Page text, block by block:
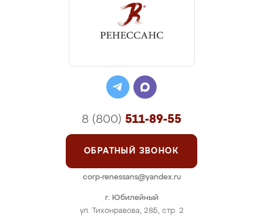
г. Юбилейный
ул. Тихонравова, 28Б, стр. 2
8 (800) 511-89-55
ОБРАТНЫЙ ЗВОНОК
corp-renessans@yandex.ru